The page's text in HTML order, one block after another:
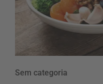
Sem categoria